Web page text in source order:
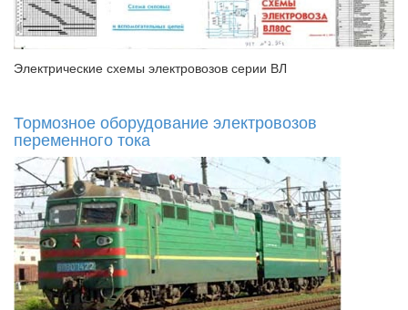
Электрические схемы электровозов серии ВЛ
Тормозное оборудование электровозов
переменного тока